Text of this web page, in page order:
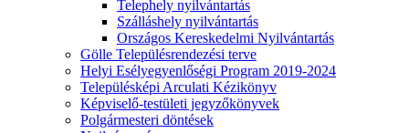
Telephely nyilvántartás
Szálláshely nyilvántartás
Országos Kereskedelmi Nyilvántartás
Gölle Településrendezési terve
Helyi Esélyegyenlőségi Program 2019-2024
Településképi Arculati Kézikönyv
Képviselő-testületi jegyzőkönyvek
Polgármesteri döntések